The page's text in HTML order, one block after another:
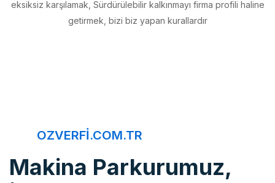
Makina Parkurumuz,
İmalatlarımız ve